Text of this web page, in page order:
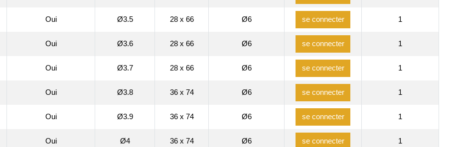
Oui Ø3.5 28 x 66 Ø6 se connecter 1
Oui Ø3.6 28 x 66 Ø6 se connecter 1
Oui Ø3.7 28 x 66 Ø6 se connecter 1
Oui Ø3.8 36 x 74 Ø6 se connecter 1
Oui Ø3.9 36 x 74 Ø6 se connecter 1
Oui Ø4 36 x 74 Ø6 se connecter 1